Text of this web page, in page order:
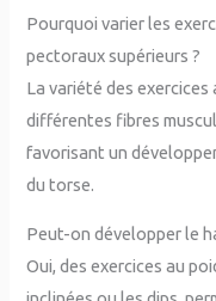
Pourquoi varier les
pectoraux supérieurs ?
La variété des
différentes fibres
favorisant un
du torse.
Peut-on développer le
Oui, des exercices au